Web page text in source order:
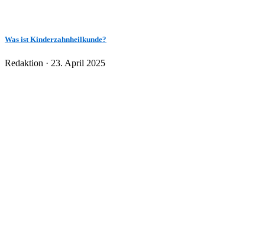
Was ist Kinderzahnheilkunde?
Redaktion · Veröffentlicht
23. April 2025